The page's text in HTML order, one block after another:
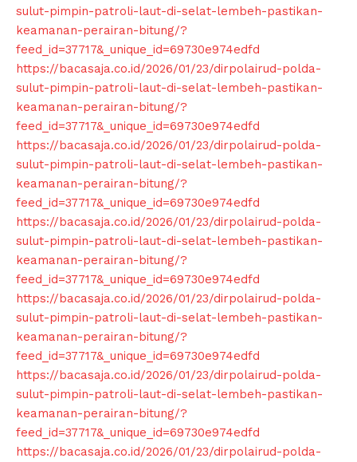
sulut-pimpin-patroli-laut-di-selat-lembeh-pastikan-
keamanan-perairan-bitung/?
feed_id=37717&_unique_id=69730e974edfd
https://bacasaja.co.id/2026/01/23/dirpolairud-polda-
sulut-pimpin-patroli-laut-di-selat-lembeh-pastikan-
keamanan-perairan-bitung/?
feed_id=37717&_unique_id=69730e974edfd
https://bacasaja.co.id/2026/01/23/dirpolairud-polda-
sulut-pimpin-patroli-laut-di-selat-lembeh-pastikan-
keamanan-perairan-bitung/?
feed_id=37717&_unique_id=69730e974edfd
https://bacasaja.co.id/2026/01/23/dirpolairud-polda-
sulut-pimpin-patroli-laut-di-selat-lembeh-pastikan-
keamanan-perairan-bitung/?
feed_id=37717&_unique_id=69730e974edfd
https://bacasaja.co.id/2026/01/23/dirpolairud-polda-
sulut-pimpin-patroli-laut-di-selat-lembeh-pastikan-
keamanan-perairan-bitung/?
feed_id=37717&_unique_id=69730e974edfd
https://bacasaja.co.id/2026/01/23/dirpolairud-polda-
sulut-pimpin-patroli-laut-di-selat-lembeh-pastikan-
keamanan-perairan-bitung/?
feed_id=37717&_unique_id=69730e974edfd
https://bacasaja.co.id/2026/01/23/dirpolairud-polda-